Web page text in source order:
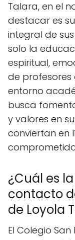
Talara, en el
destacar es
integral de
solo la
espiritual,
de
entorno
busca
y valores en
conviertan en
¿Cuál es
contacto
de Loyola
El Colegio